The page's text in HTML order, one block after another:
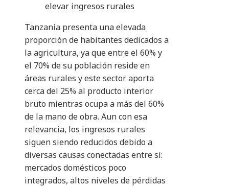
elevar ingresos rurales
Tanzania presenta una elevada
proporción de habitantes dedicados a
la agricultura, ya que entre el 60% y
el 70% de su población reside en
áreas rurales y este sector aporta
cerca del 25% al producto interior
bruto mientras ocupa a más del 60%
de la mano de obra. Aun con esa
relevancia, los ingresos rurales
siguen siendo reducidos debido a
diversas causas conectadas entre sí:
mercados domésticos poco
integrados, altos niveles de pérdidas